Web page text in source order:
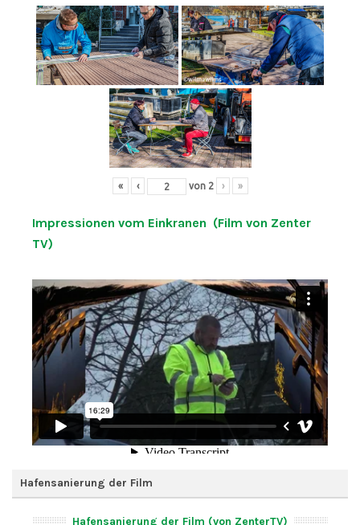
« ‹ von 2 › »
Impressionen vom Einkranen (Film von Zenter
TV)
Hafensanierung der Film
Hafensanierung der Film (von ZenterTV)